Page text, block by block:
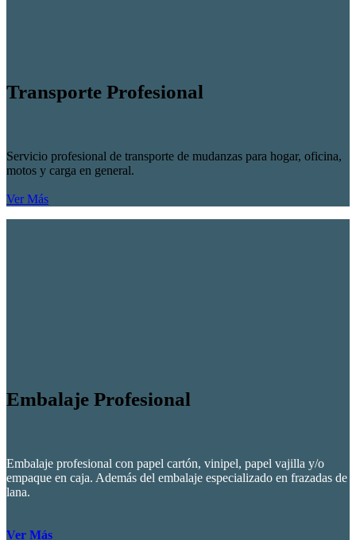
Transporte Profesional
Servicio profesional de transporte de mudanzas para hogar, oficina,
motos y carga en general.
Ver Más
Embalaje Profesional
Embalaje profesional con papel cartón, vinipel, papel vajilla y/o
empaque en caja. Además del embalaje especializado en frazadas de
lana.
Ver Más